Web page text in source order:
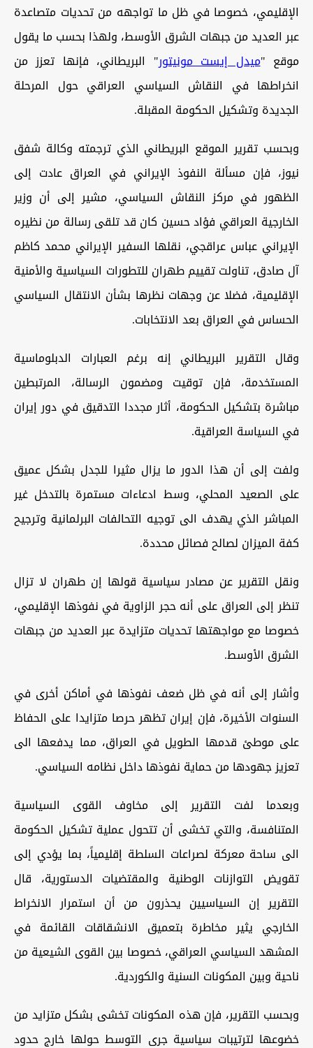
الإقليمي، خصوصا في ظل ما تواجهه من تحديات متصاعدة
عبر العديد من جبهات الشرق الأوسط، ولهذا بحسب ما يقول
موقع "ميدل إيست مونيتور" البريطاني، فإنها تعزز من
انخراطها في النقاش السياسي العراقي حول المرحلة
الجديدة وتشكيل الحكومة المقبلة.
وبحسب تقرير الموقع البريطاني الذي ترجمته وكالة شفق
نيوز، فإن مسألة النفوذ الإيراني في العراق عادت إلى
الظهور في مركز النقاش السياسي، مشير إلى أن وزير
الخارجية العراقي فؤاد حسين كان قد تلقى رسالة من نظيره
الإيراني عباس عراقجي، نقلها السفير الإيراني محمد كاظم
آل صادق، تناولت تقييم طهران للتطورات السياسية والأمنية
الإقليمية، فضلا عن وجهات نظرها بشأن الانتقال السياسي
الحساس في العراق بعد الانتخابات.
وقال التقرير البريطاني إنه برغم العبارات الدبلوماسية
المستخدمة، فإن توقيت ومضمون الرسالة، المرتبطين
مباشرة بتشكيل الحكومة، أثار مجددا التدقيق في دور إيران
في السياسة العراقية.
ولفت إلى أن هذا الدور ما يزال مثيرا للجدل بشكل عميق
على الصعيد المحلي، وسط ادعاءات مستمرة بالتدخل غير
المباشر الذي يهدف الى توجيه التحالفات البرلمانية وترجيح
كفة الميزان لصالح فصائل محددة.
ونقل التقرير عن مصادر سياسية قولها إن طهران لا تزال
تنظر إلى العراق على أنه حجر الزاوية في نفوذها الإقليمي،
خصوصا مع مواجهتها تحديات متزايدة عبر العديد من جبهات
الشرق الأوسط.
وأشار إلى أنه في ظل ضعف نفوذها في أماكن أخرى في
السنوات الأخيرة، فإن إيران تظهر حرصا متزايدا على الحفاظ
على موطئ قدمها الطويل في العراق، مما يدفعها الى
تعزيز جهودها من حماية نفوذها داخل نظامه السياسي.
وبعدما لفت التقرير إلى مخاوف القوى السياسية
المتنافسة، والتي تخشى أن تتحول عملية تشكيل الحكومة
الى ساحة معركة لصراعات السلطة إقليمياً، بما يؤدي إلى
تقويض التوازنات الوطنية والمقتضيات الدستورية، قال
التقرير إن السياسيين يحذرون من أن استمرار الانخراط
الخارجي يثير مخاطرة بتعميق الانشقاقات القائمة في
المشهد السياسي العراقي، خصوصا بين القوى الشيعية من
ناحية وبين المكونات السنية والكوردية.
وبحسب التقرير، فإن هذه المكونات تخشى بشكل متزايد من
خضوعها لترتيبات سياسية جرى التوسط حولها خارج حدود